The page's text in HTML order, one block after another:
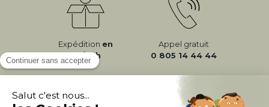
Expédition en
24/72h
Appel gratuit
0 805 14 44 44